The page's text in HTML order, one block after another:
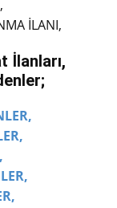
İLANI,
İlanları,